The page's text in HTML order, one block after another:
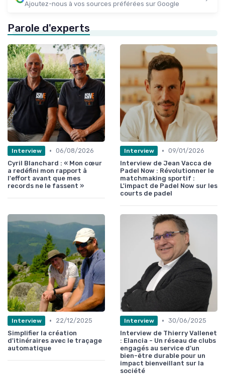
Ajoutez-nous à vos sources préférées sur Google
Parole d'experts
Interview • 06/08/2026
Cyril Blanchard : « Mon cœur
a redéfini mon rapport à
l'effort avant que mes
records ne le fassent »
Interview • 09/01/2026
Interview de Jean Vacca de
Padel Now : Révolutionner le
matchmaking sportif :
L'impact de Padel Now sur les
courts de padel
Interview •
22/12/2025
Simplifier la création
d'itinéraires avec le traçage
automatique
Interview • 30/06/2025
Interview de Thierry Vallenet
: Elancia - Un réseau de clubs
engagés au service d’un
bien-être durable pour un
impact bienveillant sur la
société